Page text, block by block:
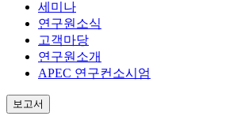
세미나
연구원소식
고객마당
연구원소개
APEC 연구컨소시엄
보고서